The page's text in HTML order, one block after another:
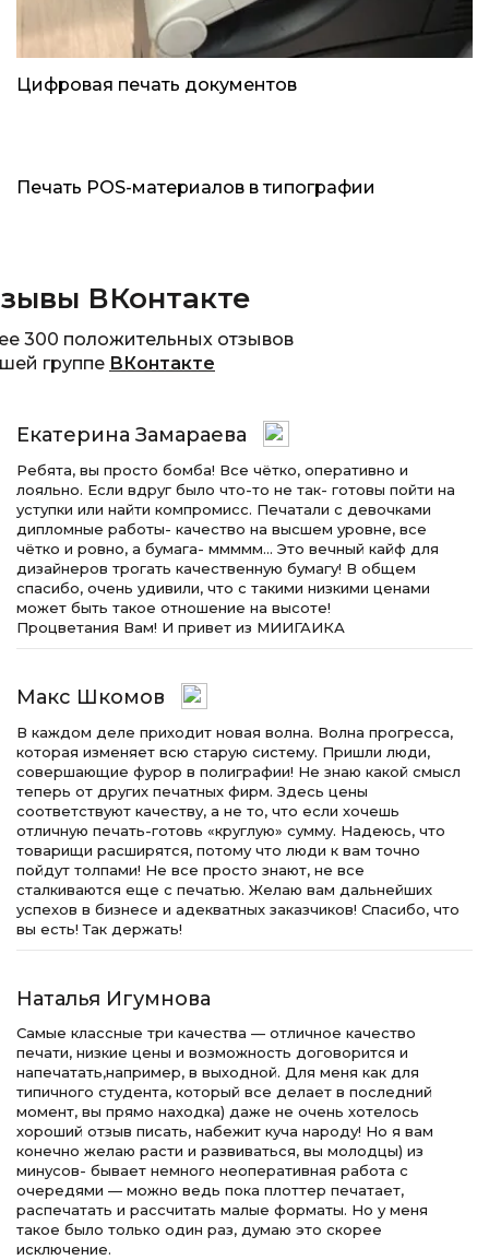
Цифровая печать документов
Печать POS-материалов в типографии
ВКонтакте
300 положительных отзывов
группе ВКонтакте
Екатерина Замараева
Ребята, вы просто бомба! Все чётко, оперативно и
лояльно. Если вдруг было что-то не так- готовы пойти на
уступки или найти компромисс. Печатали с девочками
дипломные работы- качество на высшем уровне, все
чётко и ровно, а бумага- ммммм… Это вечный кайф для
дизайнеров трогать качественную бумагу! В общем
спасибо, очень удивили, что с такими низкими ценами
может быть такое отношение на высоте!
Процветания Вам! И привет из МИИГАИКА
Макс Шкомов
В каждом деле приходит новая волна. Волна прогресса,
которая изменяет всю старую систему. Пришли люди,
совершающие фурор в полиграфии! Не знаю какой смысл
теперь от других печатных фирм. Здесь цены
соответствуют качеству, а не то, что если хочешь
отличную печать-готовь «круглую» сумму. Надеюсь, что
товарищи расширятся, потому что люди к вам точно
пойдут толпами! Не все просто знают, не все
сталкиваются еще с печатью. Желаю вам дальнейших
успехов в бизнесе и адекватных заказчиков! Спасибо, что
вы есть! Так держать!
Наталья Игумнова
Самые классные три качества — отличное качество
печати, низкие цены и возможность договорится и
напечатать,например, в выходной. Для меня как для
типичного студента, который все делает в последний
момент, вы прямо находка) даже не очень хотелось
хороший отзыв писать, набежит куча народу! Но я вам
конечно желаю расти и развиваться, вы молодцы) из
минусов- бывает немного неоперативная работа с
очередями — можно ведь пока плоттер печатает,
распечатать и рассчитать малые форматы. Но у меня
такое было только один раз, думаю это скорее
исключение.